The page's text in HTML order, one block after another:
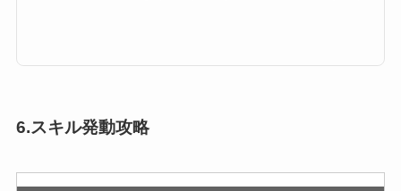
6.スキル発動攻略